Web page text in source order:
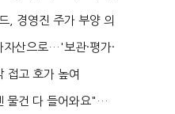
, 경영진 주가 부양 의
자산으로…'보관·평가·
접고 호가 높여
한 채' 20...
물건 다 들어와요"…